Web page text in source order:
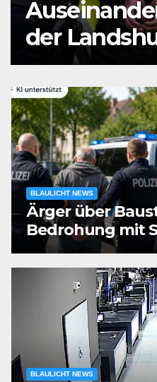
in
BLAULICHT NEWS
Ärger über
Bedrohung mit
BLAULICHT NEWS